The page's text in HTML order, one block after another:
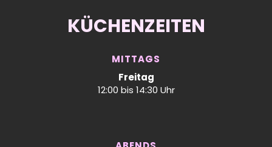
KÜCHENZEITEN
MITTAGS
Freitag
12:00 bis 14:30 Uhr